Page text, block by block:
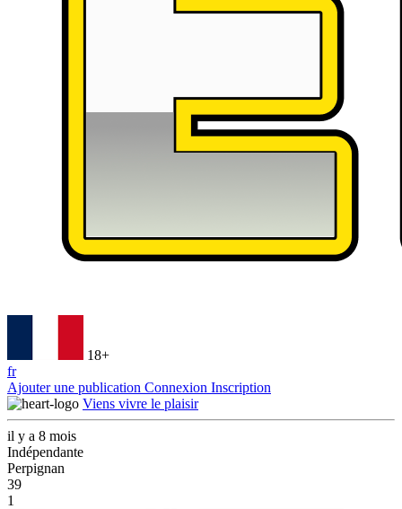
18+
fr
Ajouter une publication Connexion Inscription
Viens vivre le plaisir
il y a 8 mois
Indépendante
Perpignan
39
1